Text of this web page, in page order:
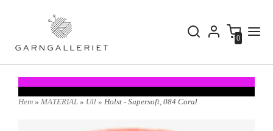
0
Hem » MATERIAL » Ull » Holst - Supersoft, 084 Coral